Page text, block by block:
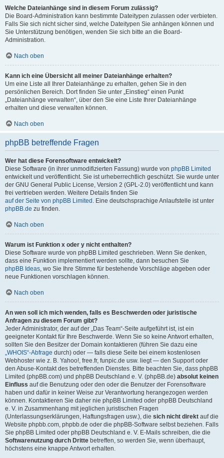
Welche Dateianhänge sind in diesem Forum zulässig?
Die Board-Administration kann bestimmte Dateitypen zulassen oder verbieten.
Falls Sie sich nicht sicher sind, welche Dateitypen Sie anhängen können und
Sie Unterstützung benötigen, wenden Sie sich bitte an die Board-
Administration.
Nach oben
Kann ich eine Übersicht all meiner Dateianhänge erhalten?
Um eine Liste all Ihrer Dateianhänge zu erhalten, gehen Sie in den
persönlichen Bereich. Dort finden Sie unter „Einstieg“ einen Punkt
„Dateianhänge verwalten“, über den Sie eine Liste Ihrer Dateianhänge
erhalten und diese verwalten können.
Nach oben
phpBB betreffende Fragen
Wer hat diese Forensoftware entwickelt?
Diese Software (in ihrer unmodifizierten Fassung) wurde von phpBB Limited
entwickelt und veröffentlicht. Sie ist urheberrechtlich geschützt. Sie wurde unter
der GNU General Public License, Version 2 (GPL-2.0) veröffentlicht und kann
frei vertrieben werden. Weitere Details finden Sie
auf der Seite von phpBB Limited . Eine deutschsprachige Anlaufstelle ist unter
phpBB.de zu finden.
Nach oben
Warum ist Funktion x oder y nicht enthalten?
Diese Software wurde von phpBB Limited geschrieben. Wenn Sie denken,
dass eine Funktion implementiert werden sollte, dann besuchen Sie
phpBB Ideas, wo Sie Ihre Stimme für bestehende Vorschläge abgeben oder
neue Funktionen vorschlagen können.
Nach oben
An wen soll ich mich wenden, falls es Beschwerden oder juristische
Anfragen zu diesem Forum gibt?
Jeder Administrator, der auf der „Das Team“-Seite aufgeführt ist, ist ein
geeigneter Kontakt für Ihre Beschwerde. Wenn Sie so keine Antwort erhalten,
sollten Sie den Besitzer der Domain kontaktieren (führen Sie dazu eine
„WHOIS“-Abfrage durch) oder — falls diese Seite bei einem kostenlosen
Webhoster wie z. B. Yahoo!, free.fr, funpic.de usw. liegt — den Support oder
den Abuse-Kontakt des betreffenden Dienstes. Bitte beachten Sie, dass phpBB
Limited (phpBB.com) und phpBB Deutschland e. V. (phpBB.de) absolut keinen
Einfluss auf die Benutzung oder den oder die Benutzer der Forensoftware
haben und dafür in keiner Weise zur Verantwortung herangezogen werden
können. Kontaktieren Sie daher nie phpBB Limited oder phpBB Deutschland
e. V. in Zusammenhang mit jeglichen juristischen Fragen
(Unterlassungserklärungen, Haftungsfragen usw.), die sich nicht direkt auf die
Website phpbb.com, phpbb.de oder die phpBB-Software selbst beziehen. Falls
Sie phpBB Limited oder phpBB Deutschland e. V. E-Mails schreiben, die die
Softwarenutzung durch Dritte betreffen, so werden Sie, wenn überhaupt,
höchstens eine knappe Antwort erhalten.